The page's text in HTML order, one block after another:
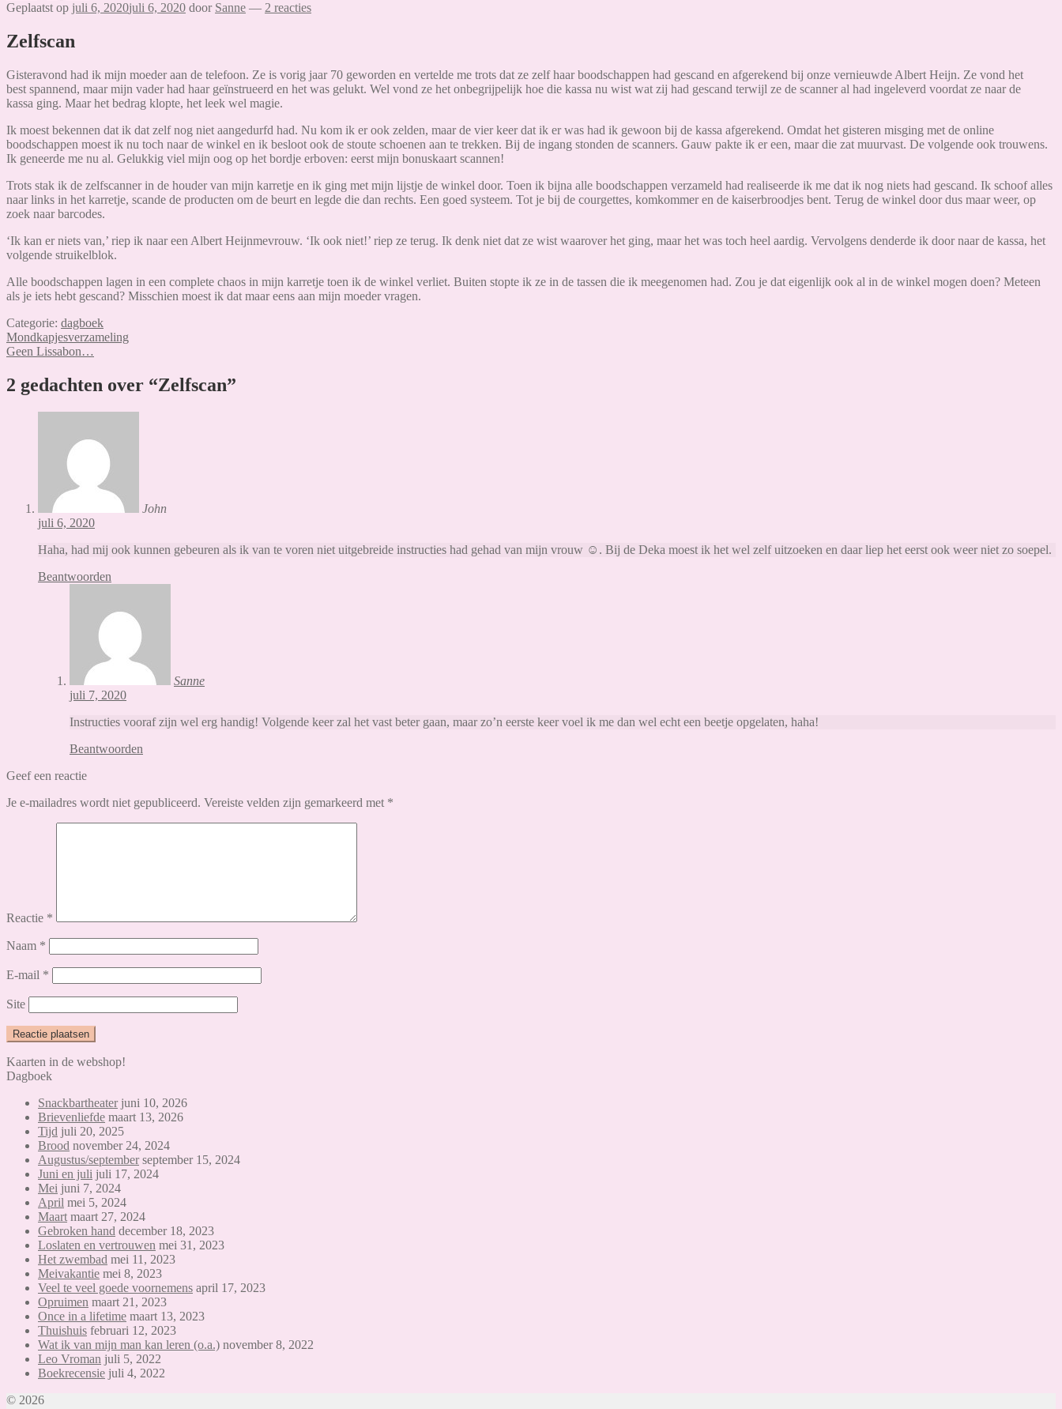
Geplaatst op juli 6, 2020juli 6, 2020 door Sanne — 2 reacties
Zelfscan
Gisteravond had ik mijn moeder aan de telefoon. Ze is vorig jaar 70 geworden en vertelde me trots dat ze zelf haar boodschappen had gescand en afgerekend bij onze vernieuwde Albert Heijn. Ze vond het
best spannend, maar mijn vader had haar geïnstrueerd en het was gelukt. Wel vond ze het onbegrijpelijk hoe die kassa nu wist wat zij had gescand terwijl ze de scanner al had ingeleverd voordat ze naar de
kassa ging. Maar het bedrag klopte, het leek wel magie.
Ik moest bekennen dat ik dat zelf nog niet aangedurfd had. Nu kom ik er ook zelden, maar de vier keer dat ik er was had ik gewoon bij de kassa afgerekend. Omdat het gisteren misging met de online
boodschappen moest ik nu toch naar de winkel en ik besloot ook de stoute schoenen aan te trekken. Bij de ingang stonden de scanners. Gauw pakte ik er een, maar die zat muurvast. De volgende ook trouwens.
Ik geneerde me nu al. Gelukkig viel mijn oog op het bordje erboven: eerst mijn bonuskaart scannen!
Trots stak ik de zelfscanner in de houder van mijn karretje en ik ging met mijn lijstje de winkel door. Toen ik bijna alle boodschappen verzameld had realiseerde ik me dat ik nog niets had gescand. Ik schoof alles
naar links in het karretje, scande de producten om de beurt en legde die dan rechts. Een goed systeem. Tot je bij de courgettes, komkommer en de kaiserbroodjes bent. Terug de winkel door dus maar weer, op
zoek naar barcodes.
‘Ik kan er niets van,’ riep ik naar een Albert Heijnmevrouw. ‘Ik ook niet!’ riep ze terug. Ik denk niet dat ze wist waarover het ging, maar het was toch heel aardig. Vervolgens denderde ik door naar de kassa, het
volgende struikelblok.
Alle boodschappen lagen in een complete chaos in mijn karretje toen ik de winkel verliet. Buiten stopte ik ze in de tassen die ik meegenomen had. Zou je dat eigenlijk ook al in de winkel mogen doen? Meteen
als je iets hebt gescand? Misschien moest ik dat maar eens aan mijn moeder vragen.
Categorie: dagboek
Bericht
navigatie
Vorig
bericht:
Mondkapjesverzameling
Volgend
Geen Lissabon…
2 gedachten over “Zelfscan”
John
juli 6, 2020
Haha, had mij ook kunnen gebeuren als ik van te voren niet uitgebreide instructies had gehad van mijn vrouw ☺. Bij de Deka moest ik het wel zelf uitzoeken en daar liep het eerst ook weer niet zo soepel.
Beantwoorden
Sanne
juli 7, 2020
Instructies vooraf zijn wel erg handig! Volgende keer zal het vast beter gaan, maar zo’n eerste keer voel ik me dan wel echt een beetje opgelaten, haha!
Beantwoorden
Geef een reactie
Je e-mailadres wordt niet gepubliceerd. Vereiste velden zijn gemarkeerd met *
Reactie *
Naam *
E-mail *
Site
Kaarten in de webshop!
Dagboek
Snackbartheater juni 10, 2026
Brievenliefde maart 13, 2026
Tijd juli 20, 2025
Brood november 24, 2024
Augustus/september september 15, 2024
Juni en juli juli 17, 2024
Mei juni 7, 2024
April mei 5, 2024
Maart maart 27, 2024
Gebroken hand december 18, 2023
Loslaten en vertrouwen mei 31, 2023
Het zwembad mei 11, 2023
Meivakantie mei 8, 2023
Veel te veel goede voornemens april 17, 2023
Opruimen maart 21, 2023
Once in a lifetime maart 13, 2023
Thuishuis februari 12, 2023
Wat ik van mijn man kan leren (o.a.) november 8, 2022
Leo Vroman juli 5, 2022
Boekrecensie juli 4, 2022
© 2026